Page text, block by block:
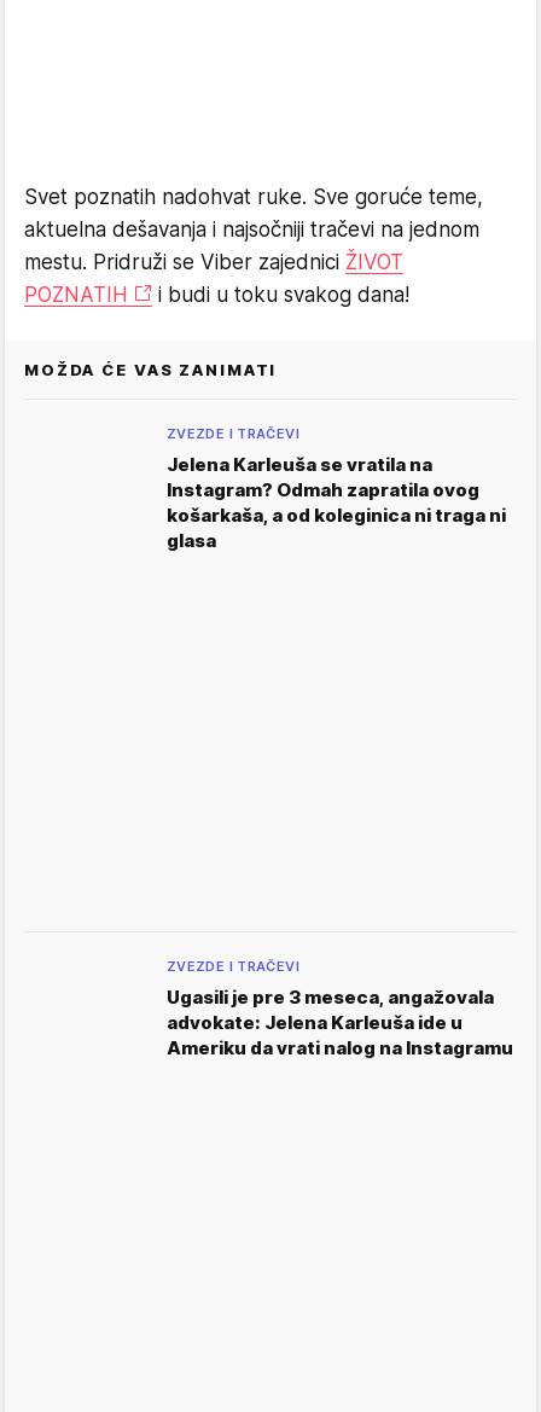
Svet poznatih nadohvat ruke. Sve goruće teme,
aktuelna dešavanja i najsočniji tračevi na jednom
mestu. Pridruži se Viber zajednici ŽIVOT
POZNATIH
i budi u toku svakog dana!
MOŽDA ĆE VAS ZANIMATI
ZVEZDE I TRAČEVI
Jelena Karleuša se vratila na
Instagram? Odmah zapratila ovog
košarkaša, a od koleginica ni traga ni
glasa
ZVEZDE I TRAČEVI
Ugasili je pre 3 meseca, angažovala
advokate: Jelena Karleuša ide u
Ameriku da vrati nalog na Instagramu